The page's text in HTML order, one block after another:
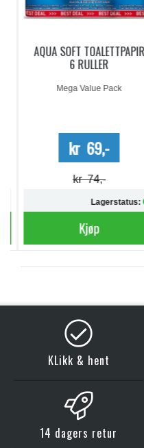
AQUA SOFT TOALETTPAPIR
6 RULLER
Mega Value Pack
kr 69,-
kr 74,-
Lagerstatus:
Kjøp
KLikk & hent
14 dagers retur